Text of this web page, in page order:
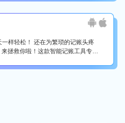
样轻松！ 还在为繁琐的记账头疼
拯救你啦！这款智能记账工具专为